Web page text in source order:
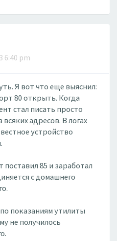
6:40 pm
Я вот что еще выяснил:
80 открыть. Когда
стал писать просто
адресов. В логах
устройство
85 и заработал
с домашнего
показаниям утилиты
не получилось